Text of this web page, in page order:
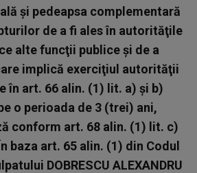
şi pedeapsa complementară
de a fi ales în autorităţile
alte funcţii publice şi de a
implică exerciţiul autorităţii
în art. 66 alin. (1) lit. a) şi b)
o perioada de 3 (trei) ani,
conform art. 68 alin. (1) lit. c)
baza art. 65 alin. (1) din Codul
DOBRESCU ALEXANDRU